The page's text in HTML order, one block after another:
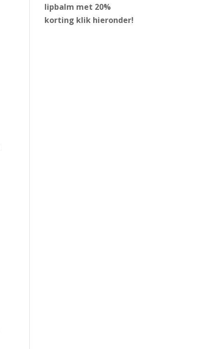
lipbalm met 20%
korting klik hieronder!